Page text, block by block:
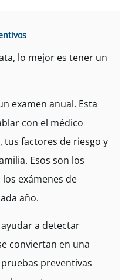
lo mejor es tener un
examen anual. Esta
con el médico
tus factores de riesgo y
Esos son los
exámenes de
año.
a detectar
conviertan en una
preventivas